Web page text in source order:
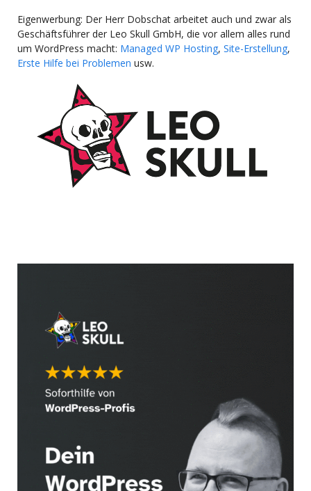
Eigenwerbung: Der Herr Dobschat arbeitet auch und zwar als
Geschäftsführer der Leo Skull GmbH, die vor allem alles rund
um WordPress macht: Managed WP Hosting, Site-Erstellung,
Erste Hilfe bei Problemen usw.